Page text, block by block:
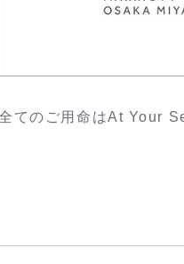
てのご用命はAt Your